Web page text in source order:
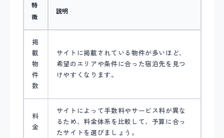
特
徴
説明
掲
載
物
件
数
サイトに掲載されている物件が多いほど、
希望のエリアや条件に合った宿泊先を見つ
けやすくなります。
料
金
サイトによって手数料やサービス料が異な
るため、料金体系を比較して、予算に合っ
たサイトを選びましょう。